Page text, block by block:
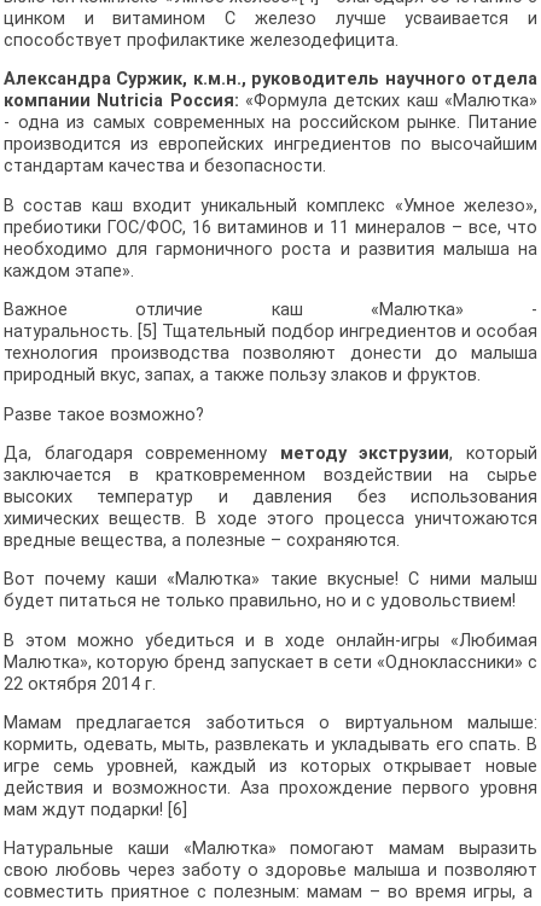
цинком и витамином С железо лучше усваивается и
способствует профилактике железодефицита.
Александра Суржик, к.м.н., руководитель научного отдела
компании Nutricia Россия: «Формула детских каш «Малютка»
- одна из самых современных на российском рынке. Питание
производится из европейских ингредиентов по высочайшим
стандартам качества и безопасности.
В состав каш входит уникальный комплекс «Умное железо»,
пребиотики ГОС/ФОС, 16 витаминов и 11 минералов – все, что
необходимо для гармоничного роста и развития малыша на
каждом этапе».
Важное отличие каш «Малютка» -
натуральность. [5] Тщательный подбор ингредиентов и особая
технология производства позволяют донести до малыша
природный вкус, запах, а также пользу злаков и фруктов.
Разве такое возможно?
Да, благодаря современному методу экструзии, который
заключается в кратковременном воздействии на сырье
высоких температур и давления без использования
химических веществ. В ходе этого процесса уничтожаются
вредные вещества, а полезные – сохраняются.
Вот почему каши «Малютка» такие вкусные! С ними малыш
будет питаться не только правильно, но и с удовольствием!
В этом можно убедиться и в ходе онлайн-игры «Любимая
Малютка», которую бренд запускает в сети «Одноклассники» с
22 октября 2014 г.
Мамам предлагается заботиться о виртуальном малыше:
кормить, одевать, мыть, развлекать и укладывать его спать. В
игре семь уровней, каждый из которых открывает новые
действия и возможности. Аза прохождение первого уровня
мам ждут подарки! [6]
Натуральные каши «Малютка» помогают мамам выразить
свою любовь через заботу о здоровье малыша и позволяют
совместить приятное с полезным: мамам – во время игры, а